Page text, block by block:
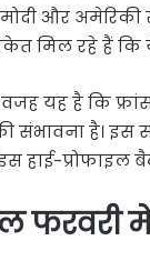
मोदी और
संकेत मिल रहे हैं
यह है कि
संभावना है। इस
हाई-प्रोफाइल
फरवरी